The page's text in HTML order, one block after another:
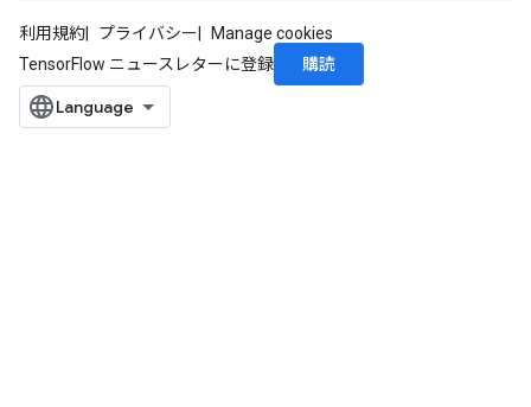
利用規約 プライバシー
Manage cookies
TensorFlow ニュースレターに登録
購読